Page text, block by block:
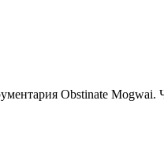
Obstinate